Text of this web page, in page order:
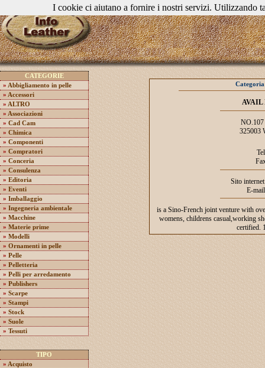
CATEGORIE
» Abbigliamento in pelle
» Accessori
» ALTRO
» Associazioni
» Cad Cam
» Chimica
» Componenti
» Compratori
» Conceria
» Consulenza
» Editoria
» Eventi
» Imballaggio
» Ingegneria ambientale
» Macchine
» Materie prime
» Modelli
» Ornamenti in pelle
» Pelle
» Pelletteria
» Pelli per arredamento
» Publishers
» Scarpe
» Stampi
» Stock
» Suole
» Tessuti
TIPO
» Acquisto
AVAIL
325003
Sito
E-
is a Sino-French joint venture with
womens, childrens casual,working
certified.
I cookie ci aiutano a fornire i nostri servizi. Utilizzando